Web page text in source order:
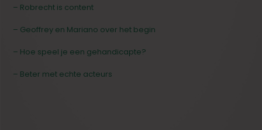
– Robrecht is content
– Geoffrey en Mariano over het begin
– Hoe speel je een gehandicapte?
– Beter met echte acteurs